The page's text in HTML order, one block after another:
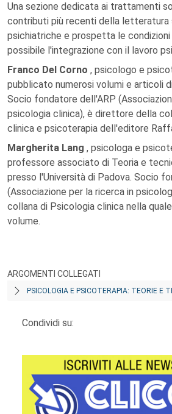
Una sezione dedicata ai trattamenti
contributi più recenti della letteratura
psichiatriche e prospetta le condizioni
possibile l'integrazione con il lavoro
Franco Del Corno , psicologo e
pubblicato numerosi volumi e articoli
Socio fondatore dell'ARP
psicologia clinica), è direttore della
clinica e psicoterapia dell'editore
Margherita Lang , psicologa e
professore associato di Teoria e
presso l'Università di Padova. Socio
(Associazione per la ricerca in
collana di Psicologia clinica nella
volume.
ARGOMENTI COLLEGATI
PSICOLOGIA E PSICOTERAPIA: TEORIE E
Condividi su: